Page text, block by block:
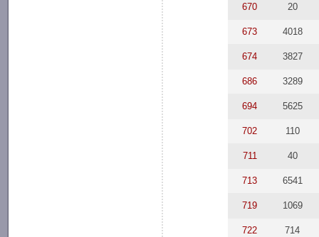
670 20
673 4018
674 3827
686 3289
694 5625
702 110
711 40
713 6541
719 1069
722 714